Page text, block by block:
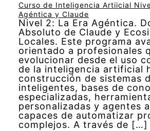
Curso de Inteligencia Artiicial
Agéntica y Claude
Nivel 2: La Era Agéntica.
Absoluto de Claude y
Locales. Este programa
orientado a profesionales
evolucionar desde el uso
de la inteligencia artificial
construcción de sistemas
inteligentes, bases de
especializadas,
personalizadas y agentes
capaces de automatizar
complejos. A través de […]